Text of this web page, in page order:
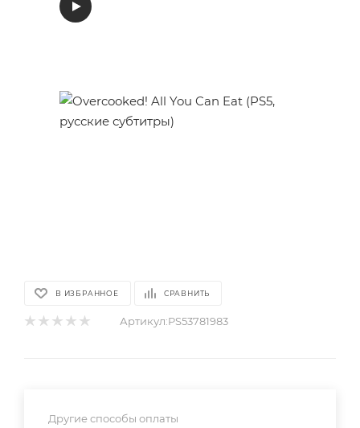
В ИЗБРАННОЕ СРАВНИТЬ
Артикул:PS53781983
Другие способы оплаты